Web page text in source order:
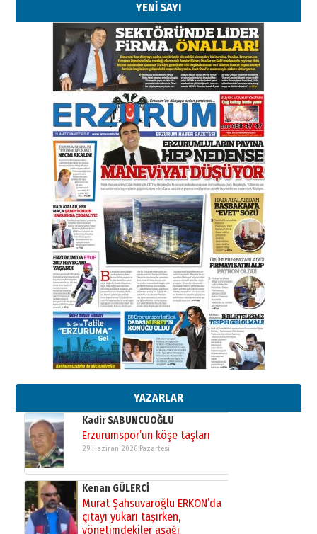
YENİ SAYI
YAZARLAR
Kenan GÜLERCİ
Murat Şahsuvaroğlu ERKON’da
çıtayı yukarı taşırken,
yönetimdekiler aşağı
çekmemeli!
17 Şubat 2026 SalıOrhan BOZKURT
Bir fotoğraf, bir şehir, bir
gazeteci… Dizginler kimin
elinde?
31 Mart 2026 Salı
A. Berhan Yılmaz
BİR BÖLÜM DEĞİL, BİR ÖMÜR
SEÇİYORSUNUZ… “NEDEN
ATATÜRK ÜNİVERSİTESİ?”
28 Temmuz 2026 Salı
Ahmet Gökhan YAZICI
Ahmed Yesevi’den bir Alperen…
”Reisimiz” idi… Hakka yürüdü.!
26 Mart 2026 Perşembe
Cem Bakırcı
Ardında bıraktığı hatıralarıyla
gönül adamı Faruk Terzioğlu!
13 Mayıs 2026 Çarşamba
Esat BİNDESEN
Başkan Sekmen’den Erzurum’a
bir vizyon proje daha!
02 Ağustos 2026 Pazar
Kadir SABUNCUOĞLU
Erzurumspor’un köşe taşları
29 Haziran 2026 Pazartesi
Kenan GÜLERCİ
Murat Şahsuvaroğlu ERKON’da
çıtayı yukarı taşırken,
yönetimdekiler aşağı